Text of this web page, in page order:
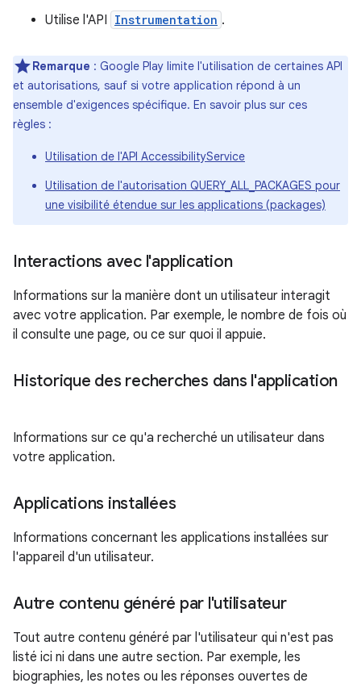
Utilise l'API Instrumentation .
Remarque : Google Play limite l'utilisation de certaines API
et autorisations, sauf si votre application répond à un
ensemble d'exigences spécifique. En savoir plus sur ces
règles :
Utilisation de l'API AccessibilityService
Utilisation de l'autorisation QUERY_ALL_PACKAGES pour
une visibilité étendue sur les applications (packages)
Interactions avec l'application
Informations sur la manière dont un utilisateur interagit
avec votre application. Par exemple, le nombre de fois où
il consulte une page, ou ce sur quoi il appuie.
Historique des recherches dans l'application
Informations sur ce qu'a recherché un utilisateur dans
votre application.
Applications installées
Informations concernant les applications installées sur
l'appareil d'un utilisateur.
Autre contenu généré par l'utilisateur
Tout autre contenu généré par l'utilisateur qui n'est pas
listé ici ni dans une autre section. Par exemple, les
biographies, les notes ou les réponses ouvertes de